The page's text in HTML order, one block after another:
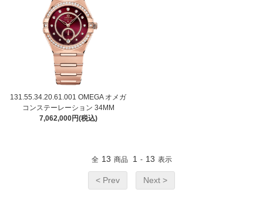
131.55.34.20.61.001 OMEGA オメガ
コンステーレーション 34MM
7,062,000円(税込)
全 13 商品 1 - 13 表示
< Prev Next >